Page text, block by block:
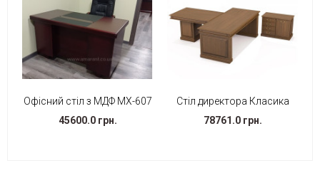
Офісний стіл з МДФ МХ-607
45600.0 грн.
Стіл директора Класика
78761.0 грн.